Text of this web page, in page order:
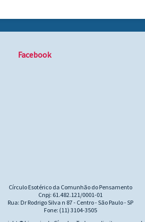
Facebook
Círculo Esotérico da Comunhão do Pensamento
Cnpj: 61.482.121/0001-01
Rua: Dr Rodrigo Silva n 87 - Centro - São Paulo - SP
Fone: (11) 3104-3505